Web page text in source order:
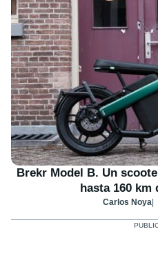
Brekr Model B. Un
hasta 160 km
Carlos Noya